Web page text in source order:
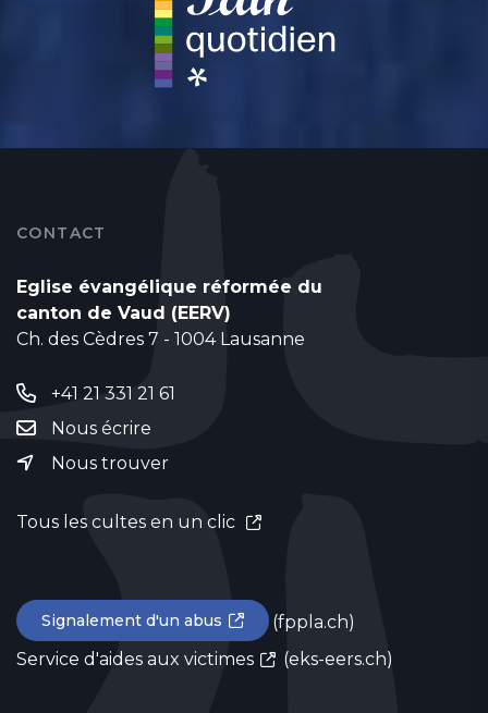
CONTACT
Eglise évangélique réformée du
canton de Vaud (EERV)
Ch. des Cèdres 7 - 1004 Lausanne
+41 21 331 21 61
Nous écrire
Nous trouver
Tous les cultes en un clic
Signalement d'un abus
(fppla.ch)
Service d'aides aux victimes
(eks-eers.ch)